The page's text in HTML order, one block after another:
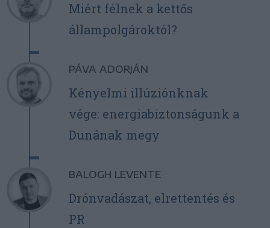
Miért félnek a kettős
állampolgároktól?
PÁVA ADORJÁN
Kényelmi illúziónknak
vége: energiabiztonságunk a
Dunának megy
BALOGH LEVENTE
Drónvadászat, elrettentés és
PR